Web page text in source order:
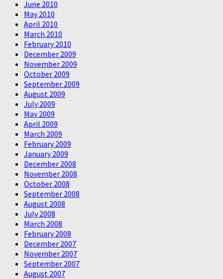
June 2010
May 2010
April 2010
March 2010
February 2010
December 2009
November 2009
October 2009
September 2009
August 2009
July 2009
May 2009
April 2009
March 2009
February 2009
January 2009
December 2008
November 2008
October 2008
September 2008
August 2008
July 2008
March 2008
February 2008
December 2007
November 2007
September 2007
August 2007